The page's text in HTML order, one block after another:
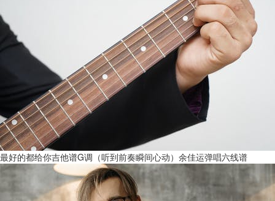
最好的都给你吉他谱G调（听到前奏瞬间心动）余佳运弹唱六线谱